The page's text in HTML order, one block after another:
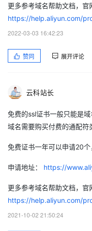
更多参考域名帮助文档，官
https://help.aliyun.com/
2022-03-03 16:42:23
赞同 展开评论
云科站长
免费的ssl证书一般只能是
域名需要购买付费的通配符
免费证书一年可以申请20个
申请地址： https://
更多参考域名帮助文档，官
https://help.aliyun.com/
2021-10-02 21:50:24